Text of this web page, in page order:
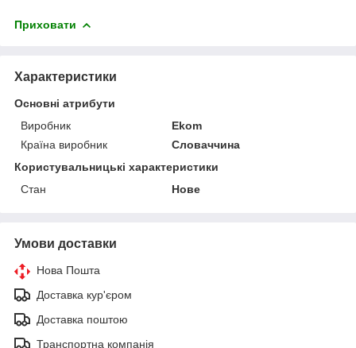
Приховати
Характеристики
Основні атрибути
Виробник
Ekom
Країна виробник
Словаччина
Користувальницькі характеристики
Стан
Нове
Умови доставки
Нова Пошта
Доставка кур'єром
Доставка поштою
Транспортна компанія